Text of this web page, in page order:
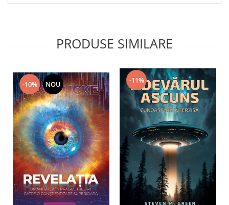
PRODUSE SIMILARE
-10% NOU -11%